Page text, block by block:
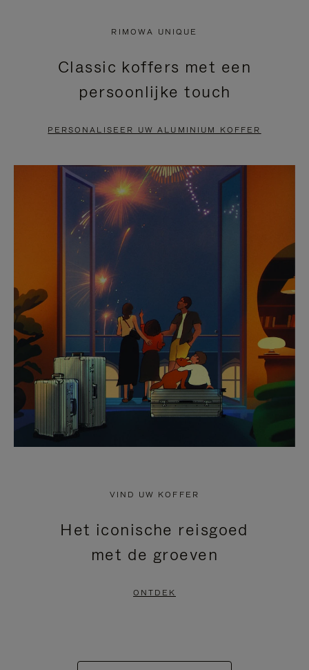
DRUK
OM
PAUZEREN
VIDEO
IS
UITGESCHAKELD.
HIER
OM
HET
DEMPEN
OP
TE
HEFFEN
RIMOWA UNIQUE
Classic koffers met een
persoonlijke touch
PERSONALISEER UW ALUMINIUM KOFFER
VIND UW KOFFER
Het iconische reisgoed
met de groeven
ONTDEK